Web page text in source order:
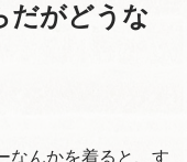
だがどうな
なんかを着ると、す